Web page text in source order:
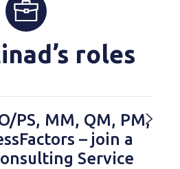
roles
PS, MM, QM, PM,
– join a
Service